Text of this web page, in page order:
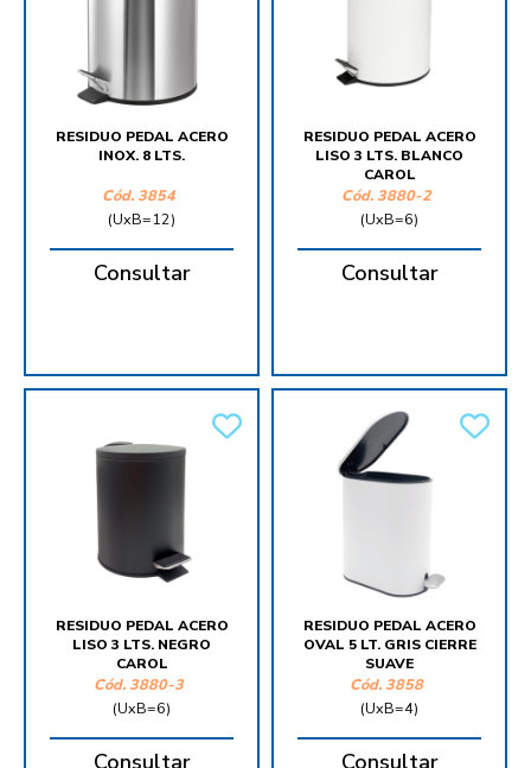
RESIDUO PEDAL ACERO
INOX. 8 LTS.
Cód. 3854
(UxB=12)
Consultar
RESIDUO PEDAL ACERO
LISO 3 LTS. BLANCO
CAROL
Cód. 3880-2
(UxB=6)
Consultar
RESIDUO PEDAL ACERO
LISO 3 LTS. NEGRO
CAROL
Cód. 3880-3
(UxB=6)
RESIDUO PEDAL ACERO
OVAL 5 LT. GRIS CIERRE
SUAVE
Cód. 3858
(UxB=4)